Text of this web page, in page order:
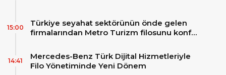
Türkiye seyahat sektörünün önde gelen
firmalarından Metro Turizm filosunu konfor
MAN Skyliner ile güçlendirdi!
15:00
Mercedes-Benz Türk Dijital Hizmetleriyle
Filo Yönetiminde Yeni Dönem
14:41